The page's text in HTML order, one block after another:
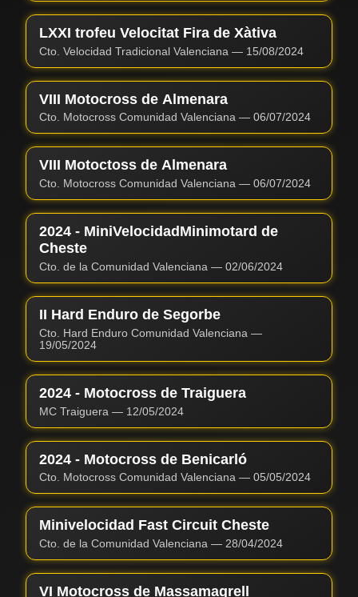
LXXI trofeu Velocitat Fira de Xàtiva
Cto. Velocidad Tradicional Valenciana — 15/08/2024
VIII Motocross de Almenara
Cto. Motocross Comunidad Valenciana — 06/07/2024
VIII Motoctoss de Almenara
Cto. Motocross Comunidad Valenciana — 06/07/2024
2024 - MiniVelocidadMinimotard de
Cheste
Cto. de la Comunidad Valenciana — 02/06/2024
II Hard Enduro de Segorbe
Cto. Hard Enduro Comunidad Valenciana —
19/05/2024
2024 - Motocross de Traiguera
MC Traiguera — 12/05/2024
2024 - Motocross de Benicarló
Cto. Motocross Comunidad Valenciana — 05/05/2024
Minivelocidad Fast Circuit Cheste
Cto. de la Comunidad Valenciana — 28/04/2024
VI Motocross de Massamagrell